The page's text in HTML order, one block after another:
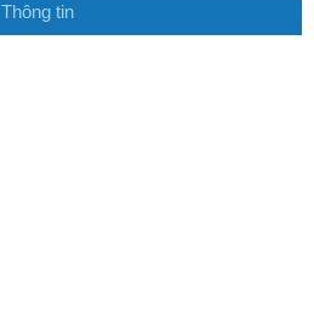
Thông tin